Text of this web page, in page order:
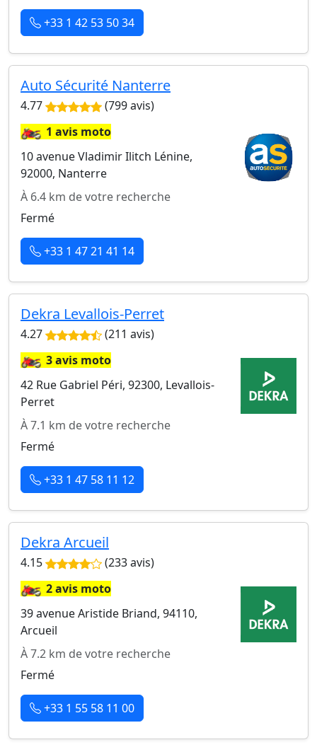
+33 1 42 53 50 34
Auto Sécurité Nanterre
4.77 (799 avis)
🏍️1 avis moto
10 avenue Vladimir Ilitch Lénine,
92000, Nanterre
À 6.4 km de votre recherche
Fermé
+33 1 47 21 41 14
Dekra Levallois-Perret
4.27 (211 avis)
🏍️3 avis moto
42 Rue Gabriel Péri, 92300, Levallois-
Perret
À 7.1 km de votre recherche
Fermé
+33 1 47 58 11 12
Dekra Arcueil
4.15 (233 avis)
🏍️2 avis moto
39 avenue Aristide Briand, 94110,
Arcueil
À 7.2 km de votre recherche
Fermé
+33 1 55 58 11 00